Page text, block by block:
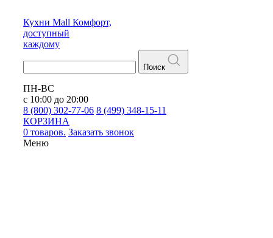
Кухни Mall Комфорт,
доступный
каждому
Поиск
ПН-ВС
с 10:00 до 20:00
8 (800) 302-77-06 8 (499) 348-15-11
КОРЗИНА
0 товаров. Заказать звонок
Меню